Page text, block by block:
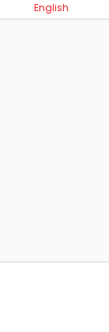
English